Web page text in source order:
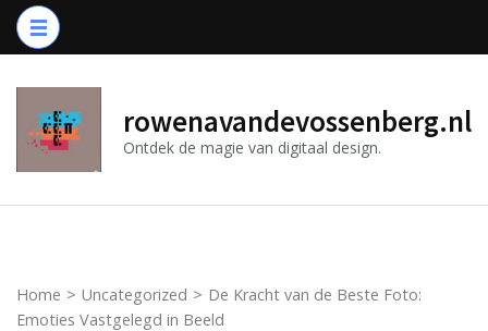
Ga
naar
(druk
Enter)
rowenavandevossenberg.nl
Ontdek de magie van digitaal design.
Home > Uncategorized > De Kracht van de Beste Foto:
Emoties Vastgelegd in Beeld